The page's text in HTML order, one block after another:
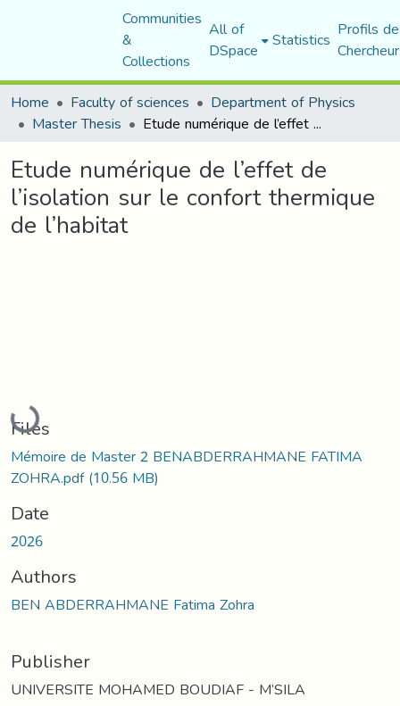
Communities
&
Collections
All of
DSpace Statistics Profils
Home
Faculty of sciences Department of Physics
Master Thesis Etude numérique de l’effet de l’isolation sur le confort thermique de l’habitat
Etude numérique de l’effet de
l’isolation sur le confort thermique
de l’habitat
Loading...
Files
Mémoire de Master 2 BENABDERRAHMANE FATIMA
ZOHRA.pdf(10.56 MB)
Date
2026
Authors
BEN ABDERRAHMANE Fatima Zohra
Publisher
UNIVERSITE MOHAMED BOUDIAF - M’SILA